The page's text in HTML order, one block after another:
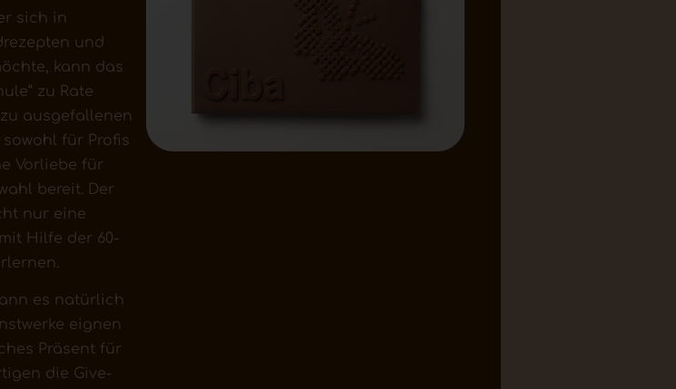
sich in
und
kann das
zu Rate
ausgefallenen
für Profis
Vorliebe für
bereit. Der
nur eine
Hilfe der 60-
es natürlich
eignen
Präsent für
die Give-